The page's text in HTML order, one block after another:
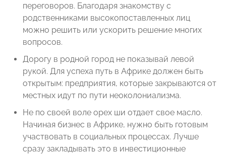
переговоров. Благодаря знакомству с
родственниками высокопоставленных лиц
можно решить или ускорить решение многих
вопросов.
Дорогу в родной город не показывай левой
рукой. Для успеха путь в Африке должен быть
открытым: предприятия, которые закрываются от
местных идут по пути неоколониализма.
Не по своей воле орех ши отдает свое масло.
Начиная бизнес в Африке, нужно быть готовым
участвовать в социальных процессах. Лучше
сразу закладывать это в инвестиционные